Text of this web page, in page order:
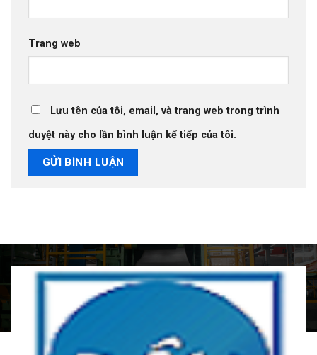
Trang web
Lưu tên của tôi, email, và trang web trong trình
duyệt này cho lần bình luận kế tiếp của tôi.